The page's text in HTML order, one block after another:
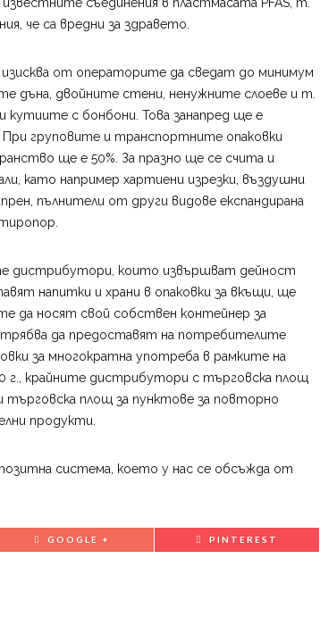
съединения в пластмасата PFAS, т.
че са вредни за здравето.
от операторите да сведат до минимум
дъна, двойните стени, ненужните слоеве и т.
кутиите с бонбони. Това занапред ще е
При груповите и транспортните опаковки
ще е 50%. За празно ще се счита и
като например хартиени изрезки, въздушни
пълнители от други видове експандирана
дистрибутори, които извършват дейност
напитки и храни в опаковки за вкъщи, ще
да носят свой собствен контейнер за
трябва да предоставят на потребителите
за многократна употреба в рамките на
г., крайните дистрибутори с търговска площ
площ за пунктове за повторно
продукти.
система, което у нас се обсъжда от
GOOGLE + PINTEREST